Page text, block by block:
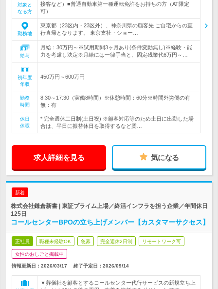
対象と
なる方
接客など）■普通自動車第一種運転免許をお持ちの方（AT限定
可）
勤務地
東京都（23区内・23区外）、神奈川県の顧客先 ご自宅からの直
行直帰となります。 東京支社・ショー…
給与
月給：30万円～※試用期間3ヶ月あり(条件変動無し)※経験・能
力を考慮し決定※月給には一律手当と、固定残業代6万円～…
初年度
年収
450万円～600万円
勤務
時間
8:30～17:30（実働8時間）※休憩時間：60分※時間外労働の有
無：有
休日
休暇
* 完全週休二日制(土日祝) ※顧客対応等のため土日に出勤した場
合は、平日に振替休日を取得するなど柔…
求人詳細を見る 気になる
新着
株式会社鎌倉新書 | 東証プライム上場／終活インフラを担う企業／年間休日
125日
コールセンターBPOの立ち上げメンバー【カスタマーサクセス】
正社員 職種未経験OK 急募 完全週休2日制 リモートワーク可
女性のおしごと掲載中
情報更新日：2026/03/17 終了予定日： 2026/09/14
▼葬儀社を顧客とするコールセンター代行サービスの新規立ち上